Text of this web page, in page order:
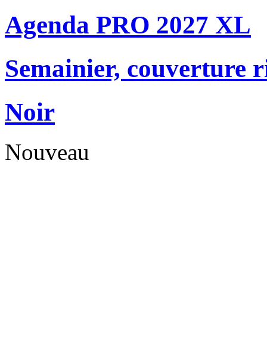
Agenda PRO 2027 XL
Semainier, couverture
Noir
Nouveau